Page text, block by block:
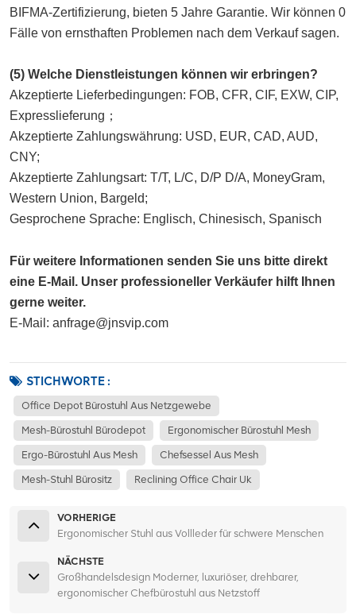
BIFMA-Zertifizierung, bieten 5 Jahre Garantie. Wir können 0
Fälle von ernsthaften Problemen nach dem Verkauf sagen.
(5) Welche Dienstleistungen können wir erbringen?
Akzeptierte Lieferbedingungen: FOB, CFR, CIF, EXW, CIP,
Expresslieferung；
Akzeptierte Zahlungswährung: USD, EUR, CAD, AUD,
CNY;
Akzeptierte Zahlungsart: T/T, L/C, D/P D/A, MoneyGram,
Western Union, Bargeld;
Gesprochene Sprache: Englisch, Chinesisch, Spanisch
Für weitere Informationen senden Sie uns bitte direkt
eine E-Mail. Unser professioneller Verkäufer hilft Ihnen
gerne weiter.
E-Mail: anfrage@jnsvip.com
STICHWORTE :
Office Depot Bürostuhl Aus Netzgewebe
Mesh-Bürostuhl Bürodepot Ergonomischer Bürostuhl Mesh
Ergo-Bürostuhl Aus Mesh Chefsessel Aus Mesh
Mesh-Stuhl Bürositz Reclining Office Chair Uk
VORHERIGE
Ergonomischer Stuhl aus Vollleder für schwere Menschen
NÄCHSTE
Großhandelsdesign Moderner, luxuriöser, drehbarer,
ergonomischer Chefbürostuhl aus Netzstoff